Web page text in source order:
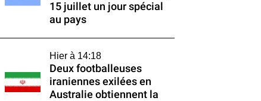
15 juillet un jour spécial
au pays
Hier à 14:18
Deux footballeuses
iraniennes exilées en
Australie obtiennent la